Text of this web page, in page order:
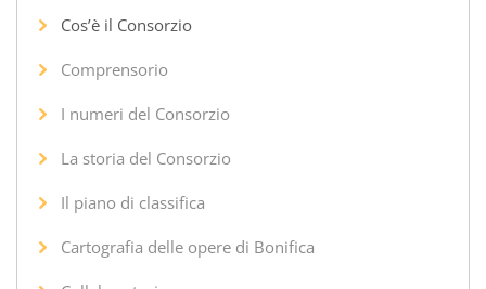
Cos’è il Consorzio
Comprensorio
I numeri del Consorzio
La storia del Consorzio
Il piano di classifica
Cartografia delle opere di Bonifica